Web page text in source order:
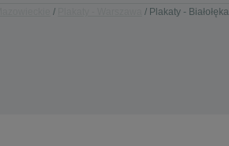
Plakaty - Białołęka